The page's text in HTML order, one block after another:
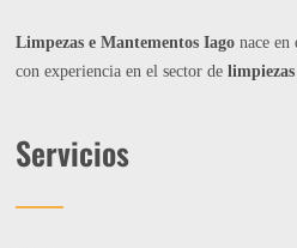
Limpezas e Mantementos Iago nace en
con experiencia en el sector de
Servicios